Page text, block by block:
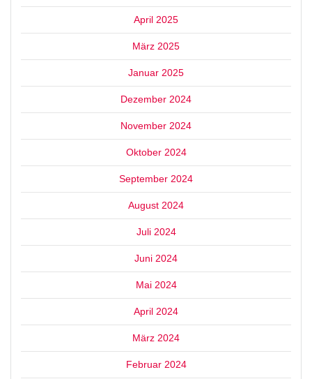
April 2025
März 2025
Januar 2025
Dezember 2024
November 2024
Oktober 2024
September 2024
August 2024
Juli 2024
Juni 2024
Mai 2024
April 2024
März 2024
Februar 2024